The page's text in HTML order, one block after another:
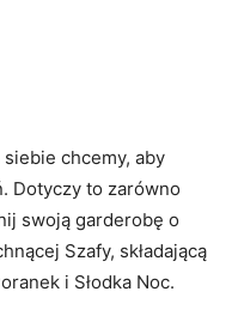
chcemy, aby
Dotyczy to zarówno
swoją garderobę o
Szafy, składającą
i Słodka Noc.